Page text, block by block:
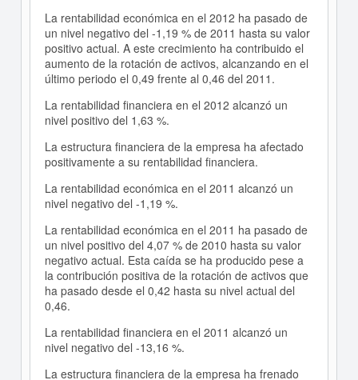
La rentabilidad económica en el 2012 ha pasado de
un nivel negativo del -1,19 % de 2011 hasta su valor
positivo actual. A este crecimiento ha contribuido el
aumento de la rotación de activos, alcanzando en el
último periodo el 0,49 frente al 0,46 del 2011.
La rentabilidad financiera en el 2012 alcanzó un
nivel positivo del 1,63 %.
La estructura financiera de la empresa ha afectado
positivamente a su rentabilidad financiera.
La rentabilidad económica en el 2011 alcanzó un
nivel negativo del -1,19 %.
La rentabilidad económica en el 2011 ha pasado de
un nivel positivo del 4,07 % de 2010 hasta su valor
negativo actual. Esta caída se ha producido pese a
la contribución positiva de la rotación de activos que
ha pasado desde el 0,42 hasta su nivel actual del
0,46.
La rentabilidad financiera en el 2011 alcanzó un
nivel negativo del -13,16 %.
La estructura financiera de la empresa ha frenado